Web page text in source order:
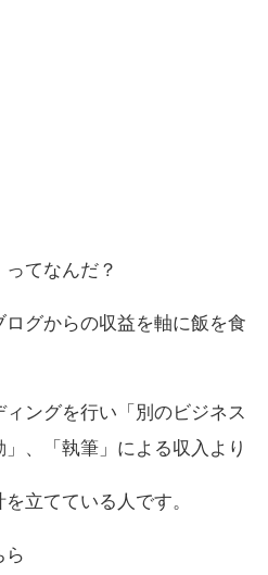
てなんだ？
グからの収益を軸に飯を食
ングを行い「別のビジネス
、「執筆」による収入より
立てている人です。
ら